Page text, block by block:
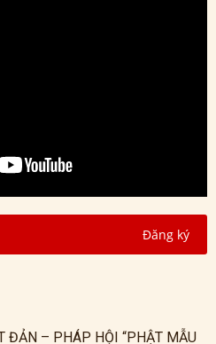
Đăng ký
ĐẢN – PHÁP HỘI “PHẬT MẪU